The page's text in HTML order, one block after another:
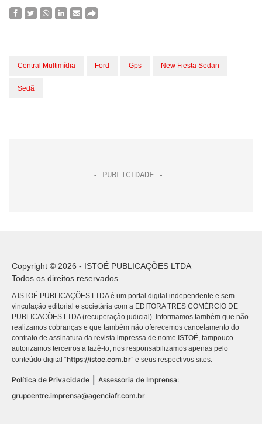
Central Multimídia Ford Gps New Fiesta Sedan
Sedã
Copyright © 2026 - ISTOÉ PUBLICAÇÕES LTDA
Todos os direitos reservados.
A ISTOÉ PUBLICAÇÕES LTDA é um portal digital independente e sem
vinculação editorial e societária com a EDITORA TRES COMÉRCIO DE
PUBLICACÕES LTDA (recuperação judicial). Informamos também que não
realizamos cobranças e que também não oferecemos cancelamento do
contrato de assinatura da revista impressa de nome ISTOÉ, tampouco
autorizamos terceiros a fazê-lo, nos responsabilizamos apenas pelo
conteúdo digital “https://istoe.com.br” e seus respectivos sites.
Política de Privacidade
Assessoria de Imprensa:
grupoentre.imprensa@agenciafr.com.br